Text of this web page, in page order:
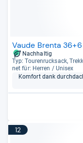
Vaude Brenta 36+6
Nachhaltig
Typ: Tou­ren­ruck­sack,
net für: Her­ren / Uni­sex
Kom­fort dank
12